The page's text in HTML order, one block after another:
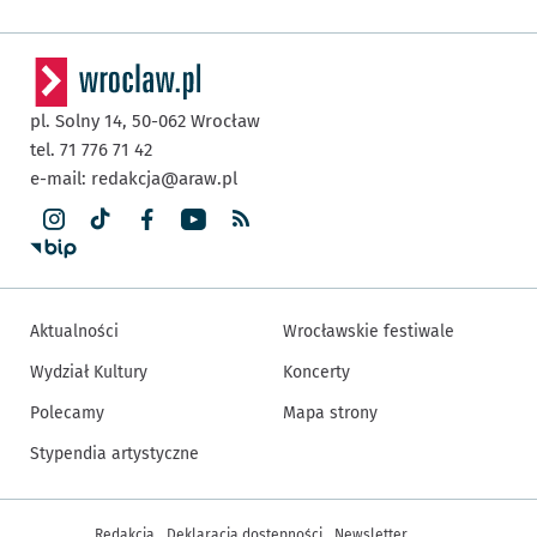
pl. Solny 14, 50-062 Wrocław
tel. 71 776 71 42
e-mail: redakcja@araw.pl
Aktualności
Wydział Kultury
Polecamy
Stypendia artystyczne
Wrocławskie festiwale
Koncerty
Mapa strony
Inne informacje